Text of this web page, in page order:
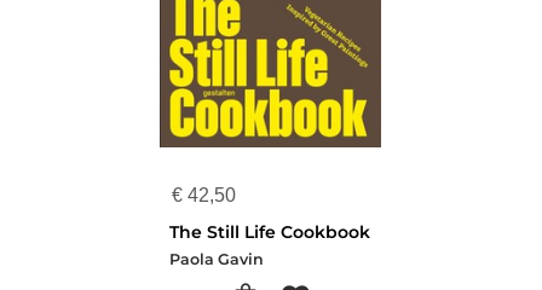
€ 42,50
The Still Life Cookbook
Paola Gavin